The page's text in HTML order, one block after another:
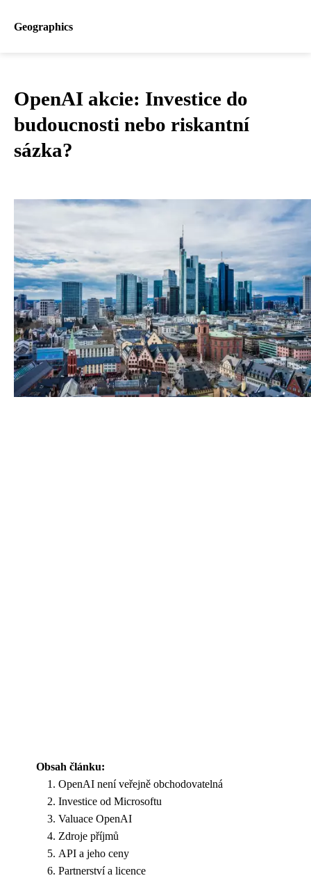
Geographics
OpenAI akcie: Investice do
budoucnosti nebo riskantní
sázka?
Obsah článku:
OpenAI není veřejně obchodovatelná
Investice od Microsoftu
Valuace OpenAI
Zdroje příjmů
API a jeho ceny
Partnerství a licence